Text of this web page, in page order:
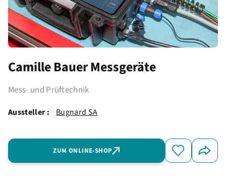
Camille Bauer Messgeräte
Mess- und Prüftechnik
Aussteller : Bugnard SA
ZUM ONLINE-SHOP